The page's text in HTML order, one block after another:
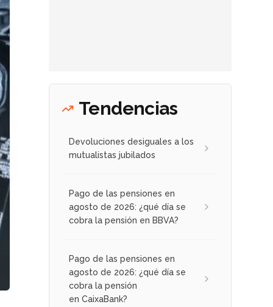
Tendencias
Devoluciones desiguales a los
mutualistas jubilados
Pago de las pensiones en
agosto de 2026: ¿qué día se
cobra la pensión en BBVA?
Pago de las pensiones en
agosto de 2026: ¿qué día se
cobra la pensión
en CaixaBank?